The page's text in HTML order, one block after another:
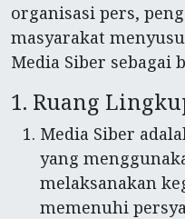
organisasi pers,
masyarakat
Media Siber sebagai
1. Ruang
Media Siber
yang
melaksanakan
memenuhi